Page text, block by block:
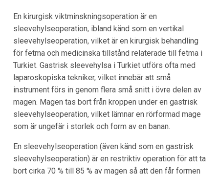
En kirurgisk viktminskningsoperation är en
sleevehylseoperation, ibland känd som en vertikal
sleevehylseoperation, vilket är en kirurgisk behandling
för fetma och medicinska tillstånd relaterade till fetma i
Turkiet. Gastrisk sleevehylsa i Turkiet utförs ofta med
laparoskopiska tekniker, vilket innebär att små
instrument förs in genom flera små snitt i övre delen av
magen. Magen tas bort från kroppen under en gastrisk
sleevehylseoperation, vilket lämnar en rörformad mage
som är ungefär i storlek och form av en banan.
En sleevehylseoperation (även känd som en gastrisk
sleevehylseoperation) är en restriktiv operation för att ta
bort cirka 70 % till 85 % av magen så att den får formen